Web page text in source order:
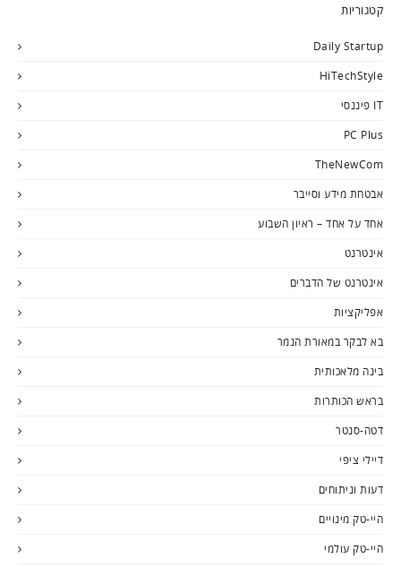
קטגוריות
Daily Startup
HiTechStyle
IT פיננסי
PC Plus
TheNewCom
אבטחת מידע וסייבר
אחד על אחד – ראיון השבוע
אינטרנט
אינטרנט של הדברים
אפליקציות
בא לבקר במאורת הנמר
בינה מלאכותית
בראש הכותרות
דטה-סנטר
דיילי ציפי
דעות וניתוחים
היי-טק מינויים
היי-טק עולמי